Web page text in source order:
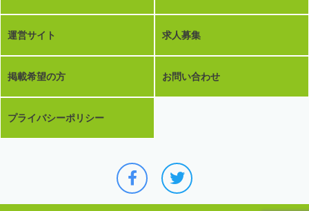
運営サイト 求人募集
掲載希望の方 お問い合わせ
プライバシーポリシー